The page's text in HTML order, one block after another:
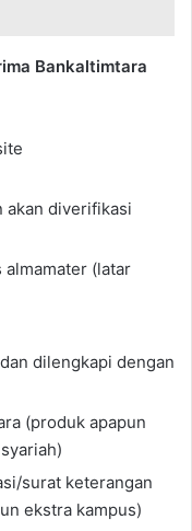
Bankaltimtara
akan diverifikasi
almamater (latar
dilengkapi dengan
(produk apapun
surat keterangan
ekstra kampus)